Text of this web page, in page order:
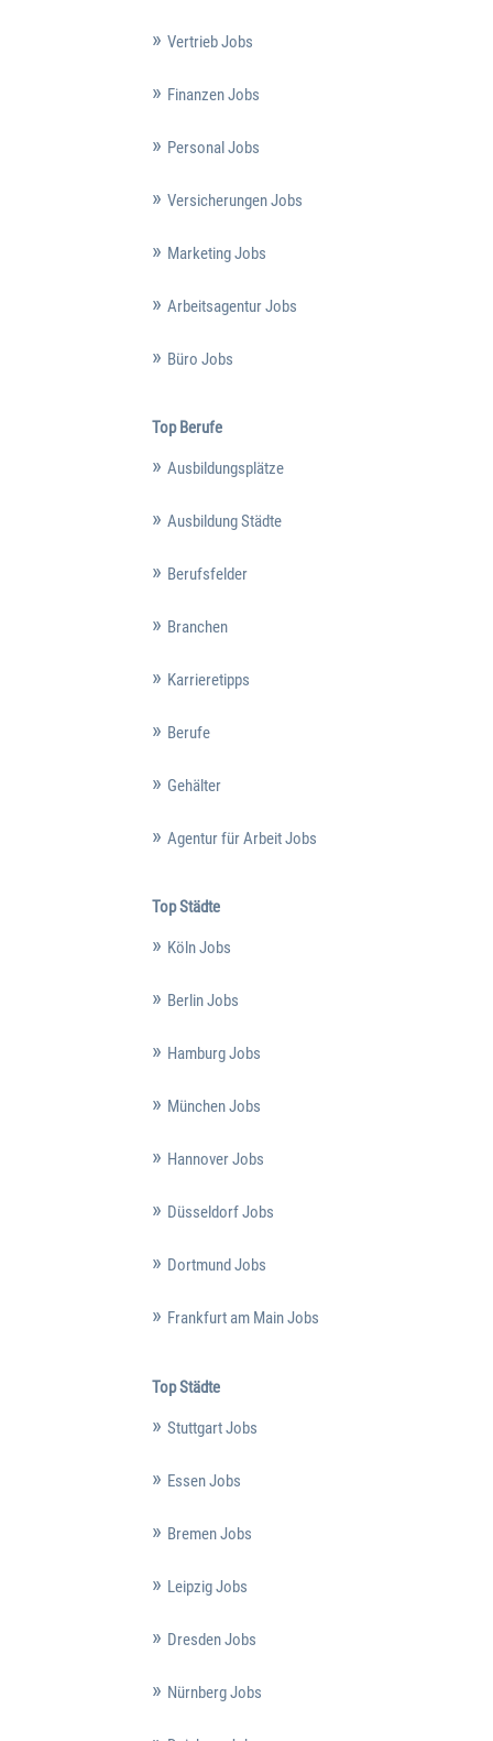
Vertrieb Jobs
Finanzen Jobs
Personal Jobs
Versicherungen Jobs
Marketing Jobs
Arbeitsagentur Jobs
Büro Jobs
Top Berufe
Ausbildungsplätze
Ausbildung Städte
Berufsfelder
Branchen
Karrieretipps
Berufe
Gehälter
Agentur für Arbeit Jobs
Top Städte
Köln Jobs
Berlin Jobs
Hamburg Jobs
München Jobs
Hannover Jobs
Düsseldorf Jobs
Dortmund Jobs
Frankfurt am Main Jobs
Top Städte
Stuttgart Jobs
Essen Jobs
Bremen Jobs
Leipzig Jobs
Dresden Jobs
Nürnberg Jobs